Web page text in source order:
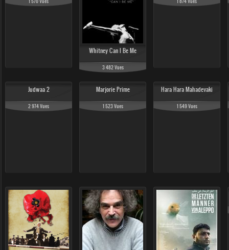
Whitney Can I Be Me
3 482 Vues
Judwaa 2
2 974 Vues
Marjorie Prime
1 523 Vues
Hara Hara Mahadevaki
1 549 Vues